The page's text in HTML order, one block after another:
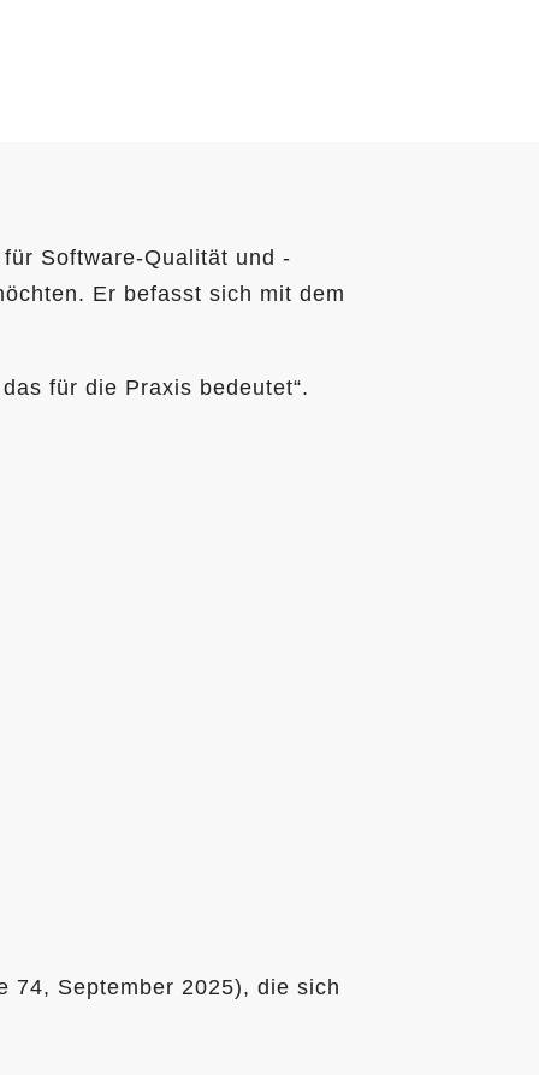
Software-Qualität und -
Er befasst sich mit dem
für die Praxis bedeutet“.
74, September 2025), die sich